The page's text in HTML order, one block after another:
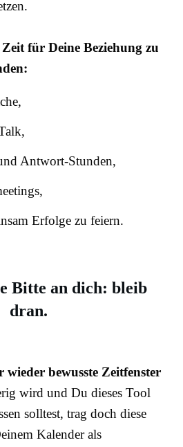
für Deine Beziehung zu
Antwort-Stunden,
Erfolge zu feiern.
Bitte an dich: bleib
dran.
bewusste Zeitfenster
wird und Du dieses Tool
solltest, trag doch diese
Kalender als